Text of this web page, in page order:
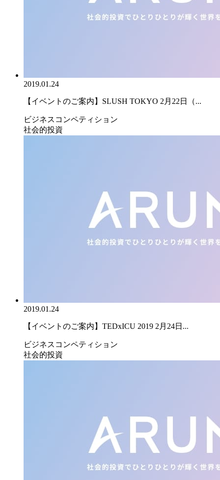
2019.01.24
【イベントのご案内】SLUSH TOKYO 2月22日（...
ビジネスコンペティション
社会的投資
2019.01.24
【イベントのご案内】TEDxICU 2019 2月24日...
ビジネスコンペティション
社会的投資